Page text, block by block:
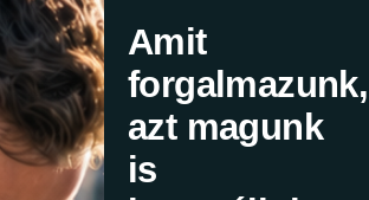
Amit
forgalmazunk,
azt magunk
is